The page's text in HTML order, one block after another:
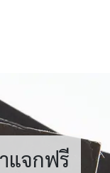
แจกฟรี